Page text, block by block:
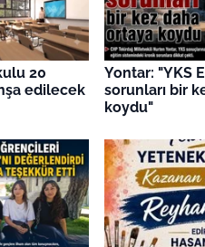
20
edilecek
Yontar: "YKS
sorunları bir
koydu"